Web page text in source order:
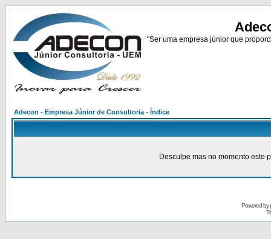
"Ser uma empresa júnior que
Adecon - Empresa Júnior de Consultoria - Índice
Desculpe mas no momento este
Powered by